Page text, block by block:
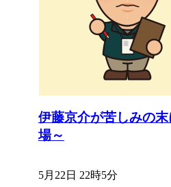
伊藤京介が苦しみの
場～
5月22日 22時5分